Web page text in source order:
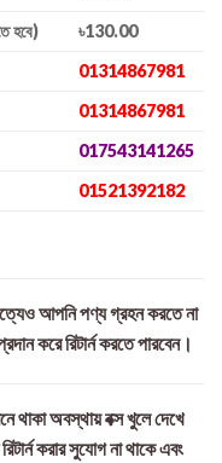
হবে)
৳130.00
01314867981
01314867981
017543141265
01521392182
সত্যেও আপনি পণ্য গ্রহন করতে না
করে রিটার্ন করতে পারবেন।
থাকা অবস্থায় বক্স খুলে দেখে
করার সুযোগ না থাকে এবং